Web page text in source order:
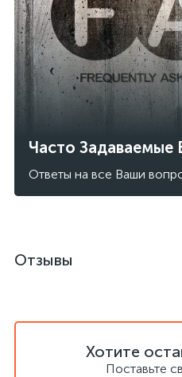
Часто Задаваемые
Ответы на все Ваши
Отзывы
Хотите
Поставьте